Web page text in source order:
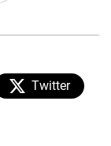
Twitter